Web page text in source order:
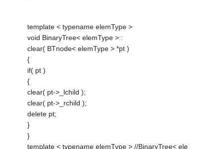
template < typename elemType >
void BinaryTree< elemType >::
clear( BTnode< elemType > *pt )
{
if( pt )
{
clear( pt->_lchild );
clear( pt->_rchild );
delete pt;
}
}
template < typename elemType > //BinaryTree< ele